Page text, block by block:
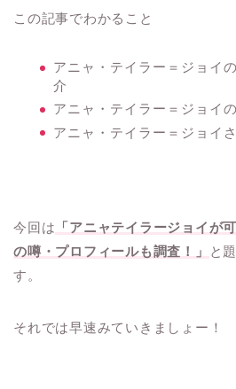
この記事でわかること
アニャ・テイラー＝ジョイ
介
アニャ・テイラー＝ジョイ
アニャ・テイラー＝ジョイ
今回は 「アニャテイラージョイが
の噂・プロフィールも調査！」
と
す。
それでは早速みていきましょー！